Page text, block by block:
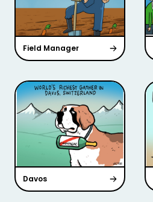
Field Manager
Davos